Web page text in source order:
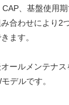
、基盤使用
合わせにより2
ます。
ールメンテナ
デルです。